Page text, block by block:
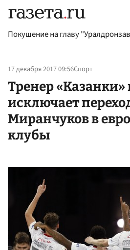
Покушение на главу
17 декабря 2017 09:56Спорт
Тренер «Казанки»
исключает
Миранчуков в
клубы